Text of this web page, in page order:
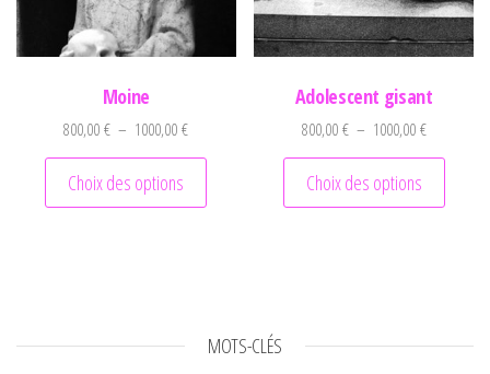
Moine
800,00€ – 1000,00€Plage de prix : 800,00 € à 1000,00 €
Choix des options
Ce produit a plusieurs variations. Les
Adolescent gisant
800,00€ – 1000,00€Plage de
Choix des options
Ce
MOTS-CLÉS